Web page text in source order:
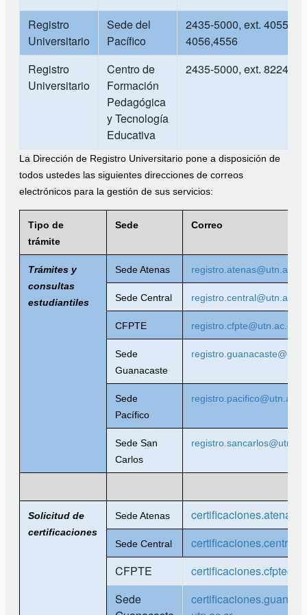
Registro
Universitario
Sede del
Pacífico
2435-5000, ext. 4055,
4056,4556
Registro
Universitario
Centro de
Formación
Pedagógica
y Tecnología
Educativa
2435-5000, ext. 8224
La Dirección de Registro Universitario pone a disposición de
todos ustedes las siguientes direcciones de correos
electrónicos para la gestión de sus servicios:
Tipo de
trámite
Sede Correo
Trámites y
consultas
estudiantiles
Sede Atenas registro.atenas@utn.ac.cr
Sede Central registro.central@utn.ac.cr
CFPTE registro.cfpte@utn.ac.cr
Sede
Guanacaste
Sede
Pacífico
registro.pacifico@utn.ac.cr
Sede San
Carlos
Solicitud de
certificaciones
Sede Atenas
Sede Central
CFPTE
Sede